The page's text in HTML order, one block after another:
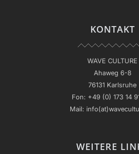
KONTAKT
WAVE CULTURE
Ahaweg 6-8
76131 Karlsruhe
Fon: +49 (0) 173 14
Mail:
WEITERE